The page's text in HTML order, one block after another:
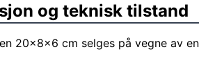
og teknisk tilstand
20x8x6 cm selges på vegne av